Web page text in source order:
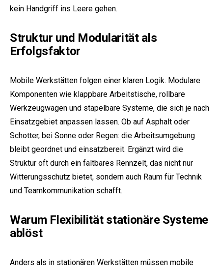
kein Handgriff ins Leere gehen.
Struktur und Modularität als
Erfolgsfaktor
Mobile Werkstätten folgen einer klaren Logik. Modulare
Komponenten wie klappbare Arbeitstische, rollbare
Werkzeugwagen und stapelbare Systeme, die sich je nach
Einsatzgebiet anpassen lassen. Ob auf Asphalt oder
Schotter, bei Sonne oder Regen: die Arbeitsumgebung
bleibt geordnet und einsatzbereit. Ergänzt wird die
Struktur oft durch ein faltbares Rennzelt, das nicht nur
Witterungsschutz bietet, sondern auch Raum für Technik
und Teamkommunikation schafft.
Warum Flexibilität stationäre Systeme
ablöst
Anders als in stationären Werkstätten müssen mobile